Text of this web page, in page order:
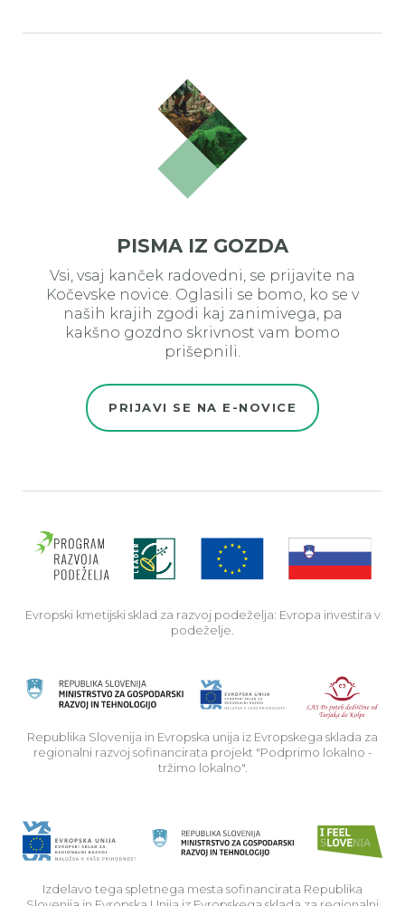
PISMA IZ GOZDA
Vsi, vsaj kanček radovedni, se prijavite na
Kočevske novice. Oglasili se bomo, ko se v
naših krajih zgodi kaj zanimivega, pa
kakšno gozdno skrivnost vam bomo
prišepnili.
PRIJAVI SE NA E-NOVICE
Evropski kmetijski sklad za razvoj podeželja: Evropa investira v
podeželje.
Republika Slovenija in Evropska unija iz Evropskega sklada za
regionalni razvoj sofinancirata projekt "Podprimo lokalno -
tržimo lokalno".
Izdelavo tega spletnega mesta sofinancirata Republika